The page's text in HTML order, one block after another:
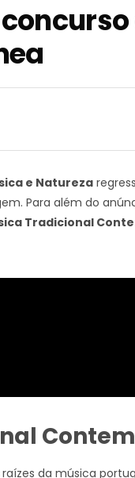
e Natureza
Para além do
Tradicional
da música